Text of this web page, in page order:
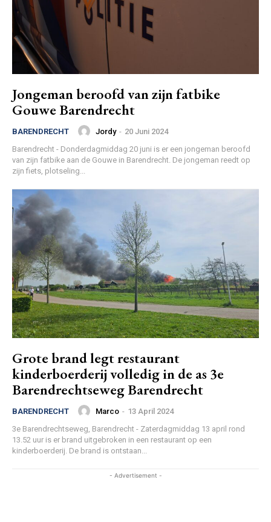
Jongeman beroofd van zijn fatbike
Gouwe Barendrecht
BARENDRECHT Jordy - 20 Juni 2024
Barendrecht - Donderdagmiddag 20 juni is er een jongeman beroofd
van zijn fatbike aan de Gouwe in Barendrecht. De jongeman reedt op
zijn fiets, plotseling...
Grote brand legt restaurant
kinderboerderij volledig in de as 3e
Barendrechtseweg Barendrecht
BARENDRECHT Marco - 13 April 2024
3e Barendrechtseweg, Barendrecht - Zaterdagmiddag 13 april rond
13.52 uur is er brand uitgebroken in een restaurant op een
kinderboerderij. De brand is ontstaan...
- Advertisement -